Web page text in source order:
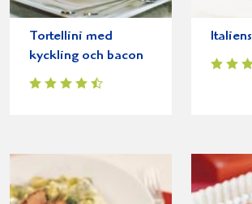
Tortellini med
kyckling och bacon